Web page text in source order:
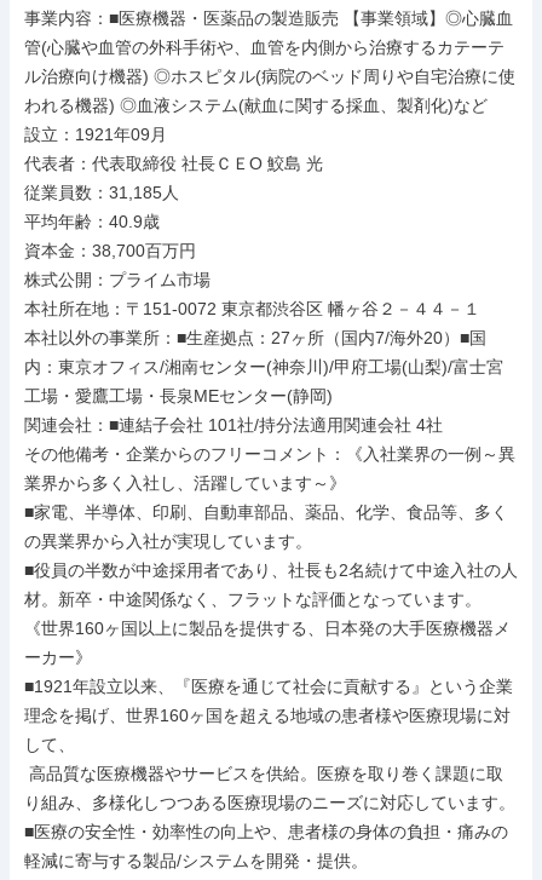
事業内容：■医療機器・医薬品の製造販売 【事業領域】◎心臓血
管(心臓や血管の外科手術や、血管を内側から治療するカテーテ
ル治療向け機器) ◎ホスピタル(病院のベッド周りや自宅治療に使
われる機器) ◎血液システム(献血に関する採血、製剤化)など
設立：1921年09月
代表者：代表取締役 社長ＣＥО 鮫島 光
従業員数：31,185人
平均年齢：40.9歳
資本金：38,700百万円
株式公開：プライム市場
本社所在地：〒151-0072 東京都渋谷区 幡ヶ谷２－４４－１
本社以外の事業所：■生産拠点：27ヶ所（国内7/海外20）■国
内：東京オフィス/湘南センター(神奈川)/甲府工場(山梨)/富士宮
工場・愛鷹工場・長泉MEセンター(静岡)
関連会社：■連結子会社 101社/持分法適用関連会社 4社
その他備考・企業からのフリーコメント：《入社業界の一例～異
業界から多く入社し、活躍しています～》
■家電、半導体、印刷、自動車部品、薬品、化学、食品等、多く
の異業界から入社が実現しています。
■役員の半数が中途採用者であり、社長も2名続けて中途入社の人
材。新卒・中途関係なく、フラットな評価となっています。
《世界160ヶ国以上に製品を提供する、日本発の大手医療機器メ
ーカー》
■1921年設立以来、『医療を通じて社会に貢献する』という企業
理念を掲げ、世界160ヶ国を超える地域の患者様や医療現場に対
して、
り組み、多様化しつつある医療現場のニーズに対応しています。
■医療の安全性・効率性の向上や、患者様の身体の負担・痛みの
軽減に寄与する製品/システムを開発・提供。